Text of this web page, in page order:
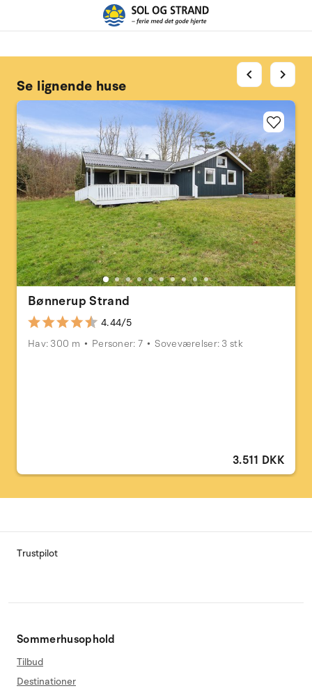
Se lignende huse
Bønnerup Strand
4.44/5
Hav: 300 m
Personer: 7 Soveværelser: 3 stk
3.511 DKK
chevron_left chevron_right
Trustpilot
Sommerhusophold
Tilbud
Destinationer